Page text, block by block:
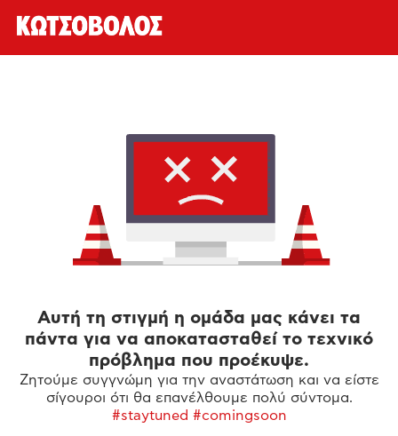
Αυτή τη στιγμή η ομάδα μας κάνει τα
πάντα για να αποκατασταθεί το τεχνικό
πρόβλημα που προέκυψε.
Ζητούμε συγγνώμη για την αναστάτωση και να είστε
σίγουροι ότι θα επανέλθουμε πολύ σύντομα.
#staytuned #comingsoon